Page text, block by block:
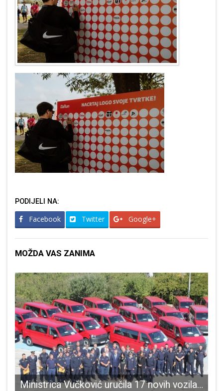
PODIJELI NA:
Facebook Twitter Google+
MOŽDA VAS ZANIMA
Ministrica Vučković uručila 17 novih vozila Hrvatskoj vatrogasnoj zajednici